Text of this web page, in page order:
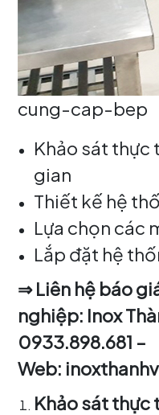
cung-cap-bep
Khảo sát thực
gian
Thiết kế hệ
Lựa chọn các
Lắp đặt hệ
⇒ Liên hệ báo
nghiệp: Inox
0933.898.681 –
Web:
Khảo sát thực